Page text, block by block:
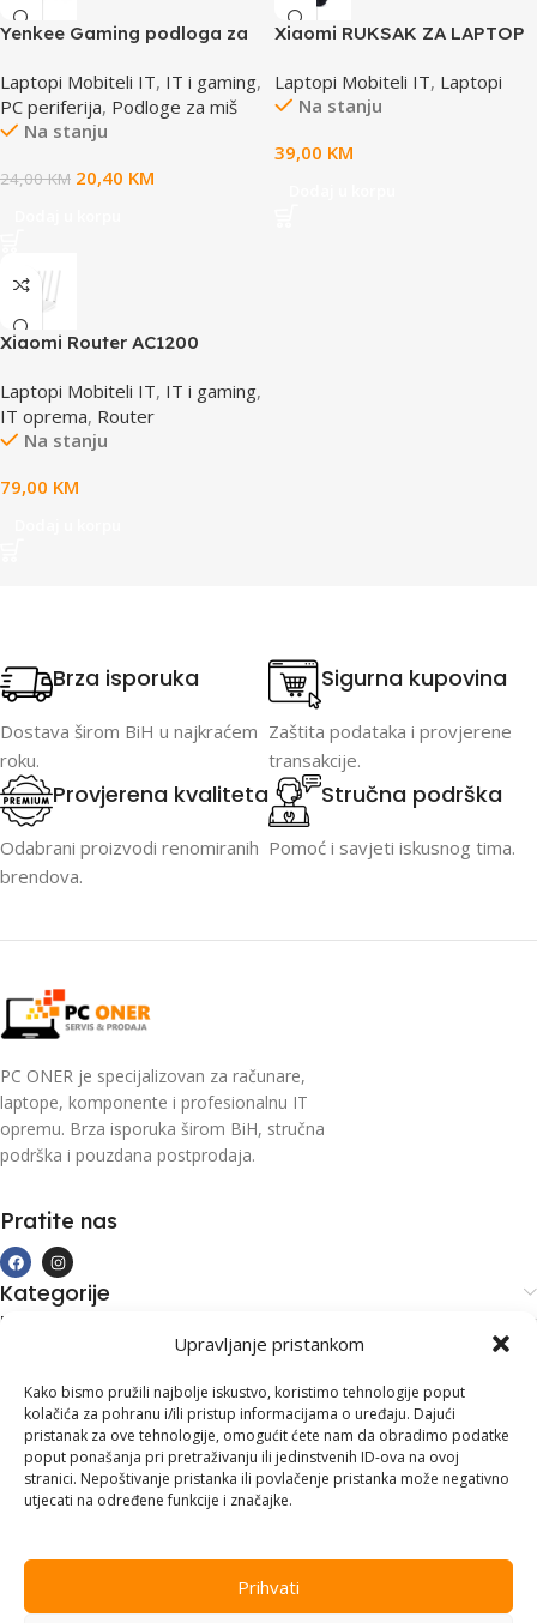
Upravljanje pristankom
Kako bismo pružili najbolje iskustvo, koristimo tehnologije poput
kolačića za pohranu i/ili pristup informacijama o uređaju. Dajući
pristanak za ove tehnologije, omogućit ćete nam da obradimo podatke
poput ponašanja pri pretraživanju ili jedinstvenih ID-ova na ovoj
stranici. Nepoštivanje pristanka ili povlačenje pristanka može negativno
utjecati na određene funkcije i značajke.
Prihvati
Yenkee Gaming podloga za
Laptopi Mobiteli IT, IT i gaming,
PC periferija, Podloge za miš
Na stanju
24,00KM 20,40 KM
Xiaomi RUKSAK ZA LAPTOP
Laptopi Mobiteli IT, Laptopi
Na stanju
39,00 KM
Xiaomi Router AC1200
Laptopi Mobiteli IT, IT i gaming,
IT oprema, Router
Na stanju
79,00 KM
Brza isporuka
Dostava širom BiH u najkraćem
roku.
Sigurna kupovina
Zaštita podataka i provjerene
transakcije.
Provjerena kvaliteta
Odabrani proizvodi renomiranih
brendova.
Stručna podrška
Pomoć i savjeti iskusnog tima.
PC ONER je specijalizovan za računare,
laptope, komponente i profesionalnu IT
opremu. Brza isporuka širom BiH, stručna
podrška i pouzdana postprodaja.
Pratite nas
Kategorije
Kupovina i podrška
Kontakt informacije
Branilaca Bosne, 75 300 Lukavac
+387 35 555 999
info@pconer.ba